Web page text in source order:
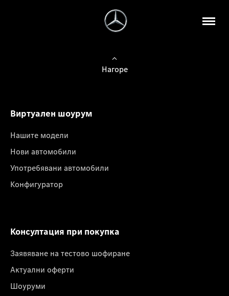
Нагоре
Виртуален шоурум
Нашите модели
Нови автомобили
Употребявани автомобили
Конфигуратор
Консултация при покупка
Заявяване на тестово шофиране
Актуални оферти
Шоуруми